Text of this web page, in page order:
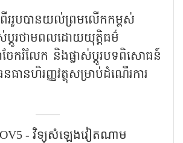
ពីររូបបានយល់ព្រមលើកកម្ពស់
ស់ប្តូរថាមពលដោយយុត្តិធម៌
ាចែករំលែក និងផ្លាស់ប្តូរបទពិសោធន៍
ធានហិរញ្ញវត្ថុសម្រាប់ដំណើរការ
- វិទ្យុសំឡេងវៀតណាម